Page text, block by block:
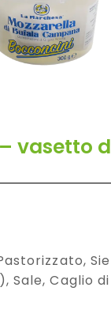
vasetto
), Sale, Caglio